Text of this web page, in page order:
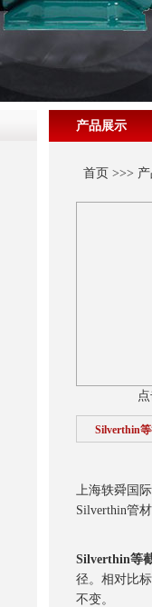
产品展示
首页 >>>
Silverthin
上海轶舜国
Silverthin管
Silverthin等
径。相对比
不变。